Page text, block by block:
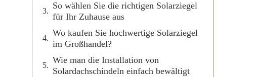
So wählen Sie die richtigen Solarziegel
für Ihr Zuhause aus
Wo kaufen Sie hochwertige Solarziegel
im Großhandel?
Wie man die Installation von
Solardachschindeln einfach bewältigt